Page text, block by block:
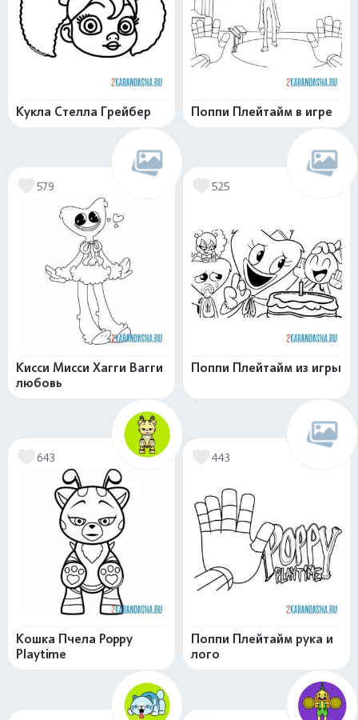
Кукла Стелла Грейбер Поппи Плейтайм в игре
579
Кисси Мисси Хагги Вагги
любовь
525
Поппи Плейтайм из игры
643
Кошка Пчела Poppy
Playtime
443
Поппи Плейтайм рука и
лого